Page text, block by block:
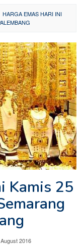
HARGA EMAS HARI INI
Kamis 25
2016